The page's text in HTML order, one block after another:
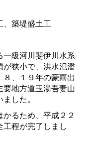
、築堤盛土工
級河川斐伊川水系
狭小で、洪水氾濫
、１９年の豪雨出
地方道玉湯吾妻山
した。
るため、平成２２
程が完了しまし